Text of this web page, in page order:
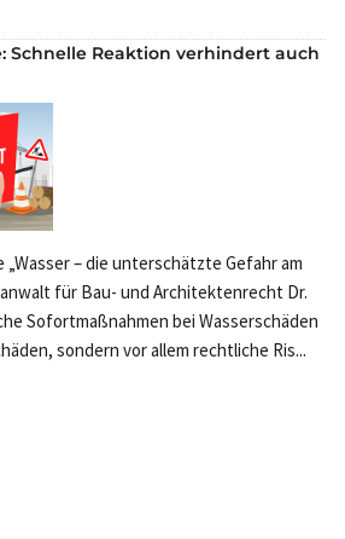
Schnelle Reaktion verhindert auch
– die unterschätzte Gefahr am
für Bau- und Architektenrecht Dr.
Sofortmaßnahmen bei Wasserschäden
sondern vor allem rechtliche Ris...